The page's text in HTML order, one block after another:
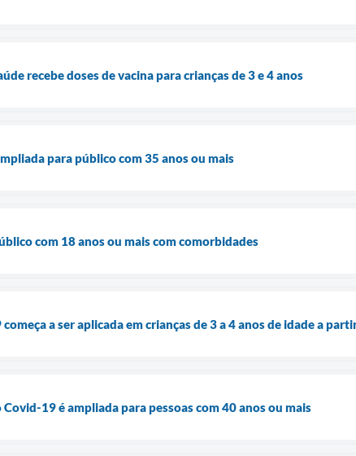
recebe doses de vacina para crianças de 3 e 4 anos
para público com 35 anos ou mais
com 18 anos ou mais com comorbidades
a ser aplicada em crianças de 3 a 4 anos de idade a
Covid-19 é ampliada para pessoas com 40 anos ou mais